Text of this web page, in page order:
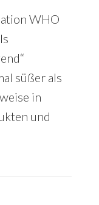
WHO
süßer als
in
und